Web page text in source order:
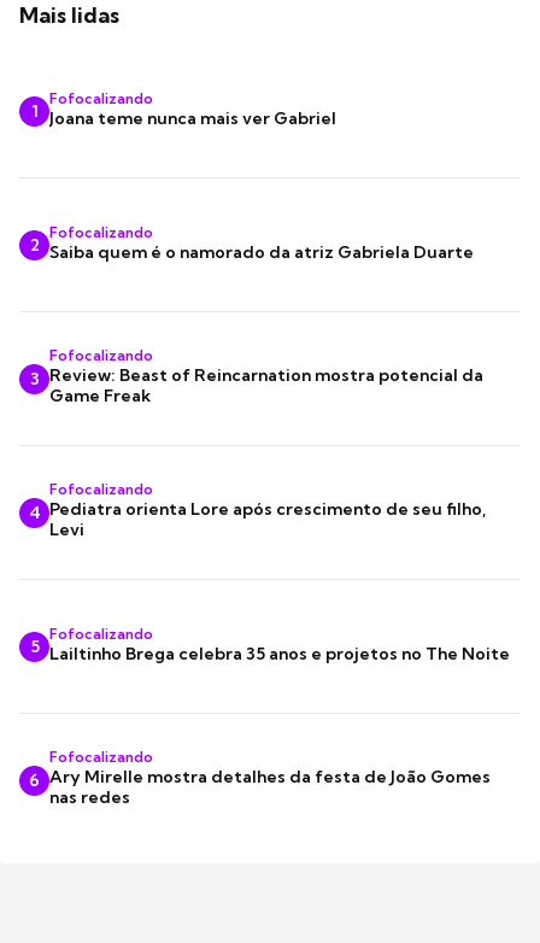
Mais lidas
1
Fofocalizando
Joana teme nunca mais ver Gabriel
2
Fofocalizando
Saiba quem é o namorado da atriz Gabriela Duarte
3
Fofocalizando
Review: Beast of Reincarnation mostra potencial da
Game Freak
4
Fofocalizando
Pediatra orienta Lore após crescimento de seu filho,
Levi
5
Fofocalizando
Lailtinho Brega celebra 35 anos e projetos no The Noite
6
Fofocalizando
Ary Mirelle mostra detalhes da festa de João Gomes
nas redes